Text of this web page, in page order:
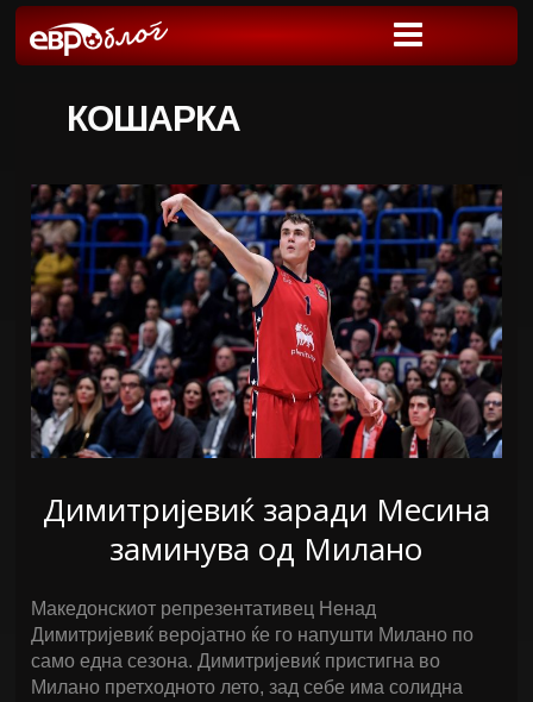
КОШАРКА
Димитријевиќ заради Месина
заминува од Милано
Македонскиот репрезентативец Ненад
Димитријевиќ веројатно ќе го напушти Милано по
само една сезона. Димитријевиќ пристигна во
Милано претходното лето, зад себе има солидна